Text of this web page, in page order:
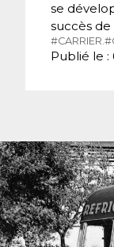
se
succès
#CARRIER.
Publié le :